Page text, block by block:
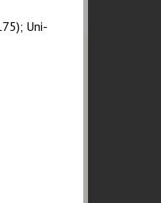
Uni-